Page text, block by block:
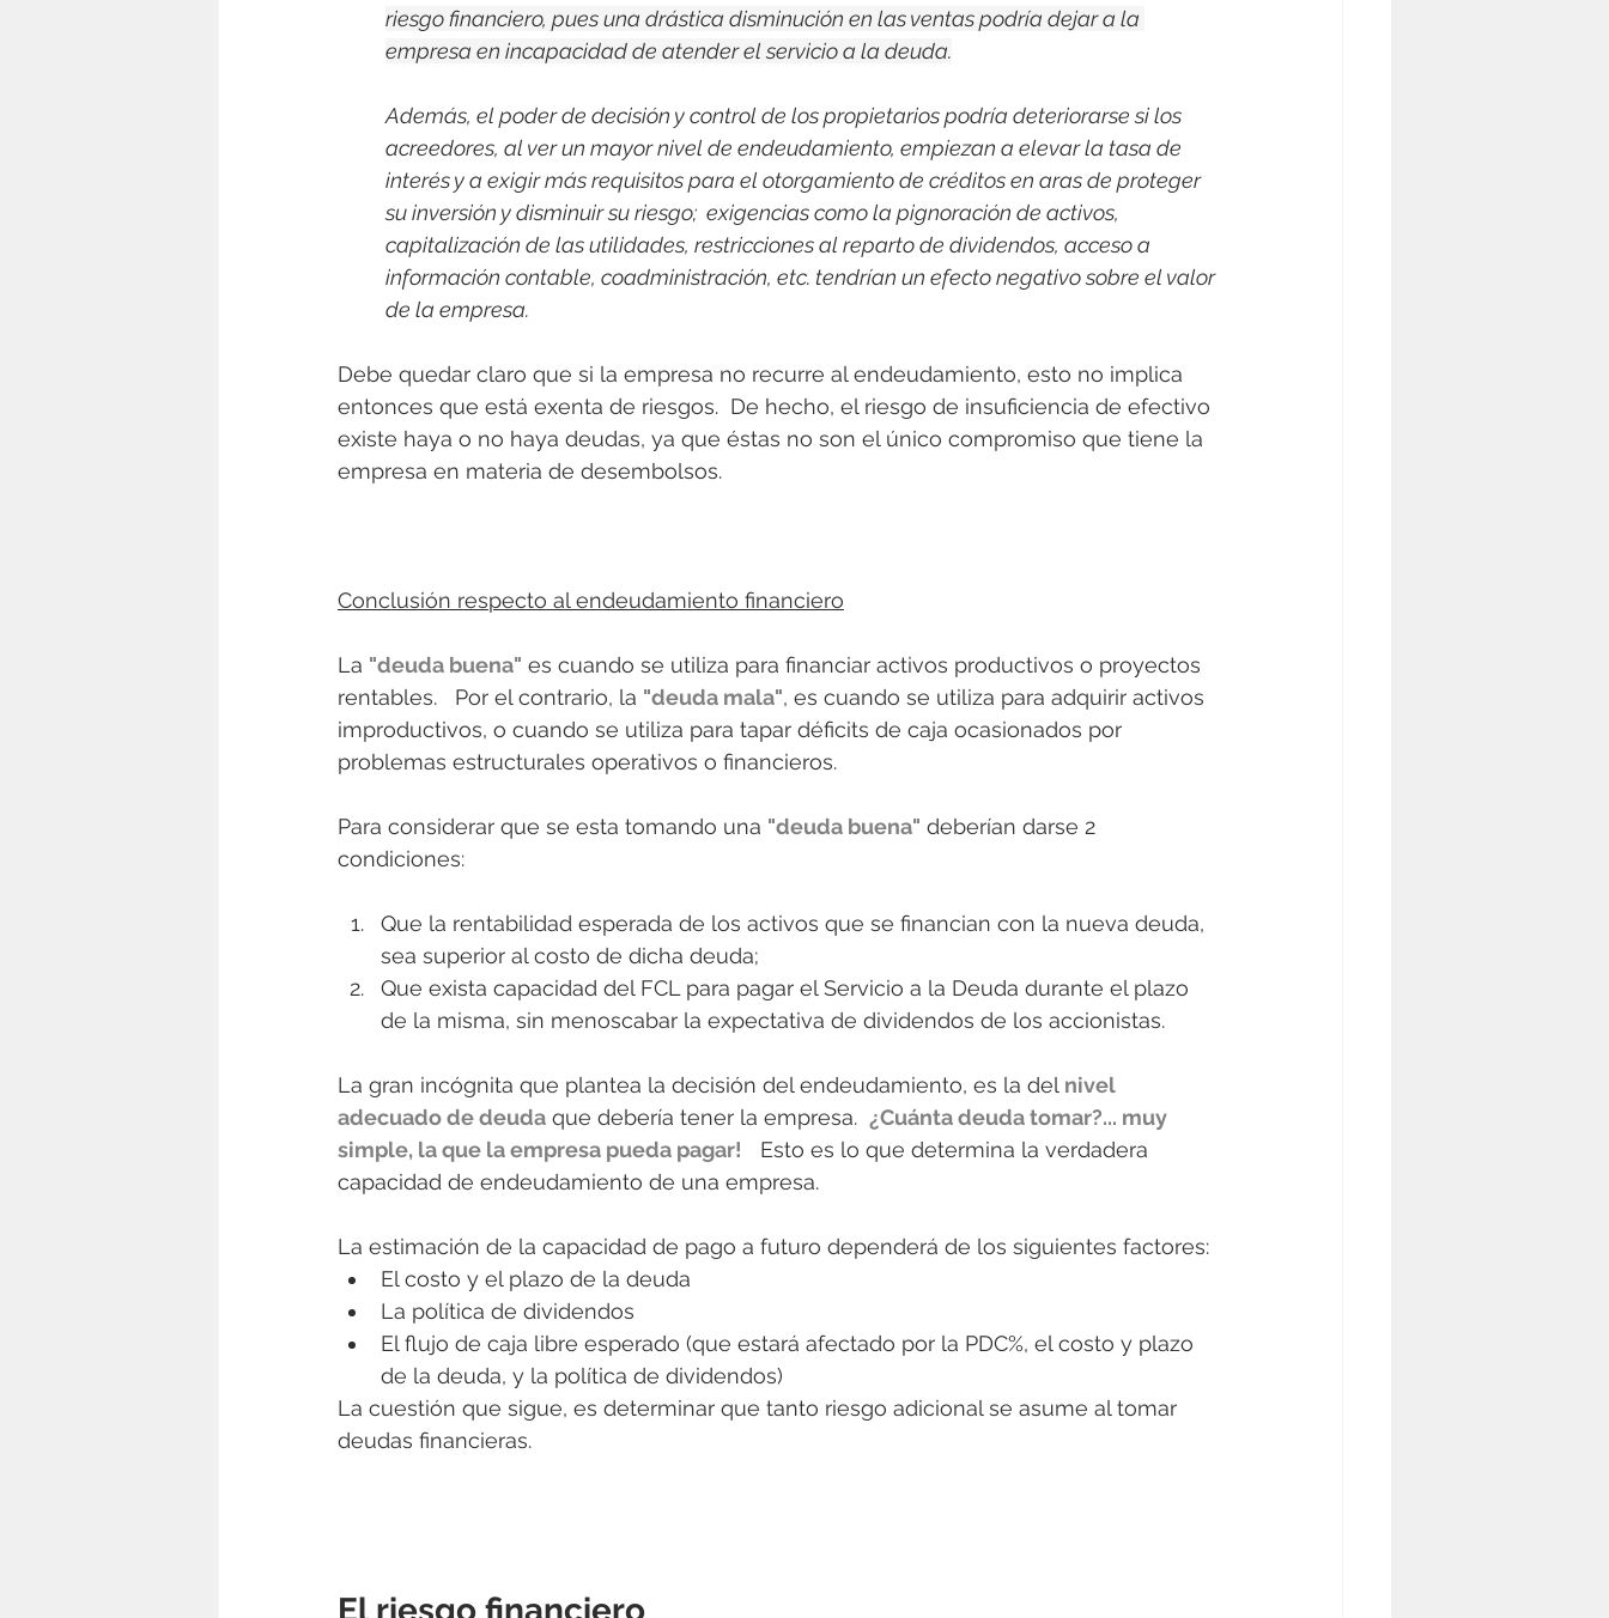
riesgo financiero, pues una drástica disminución en las ventas podría dejar a la
empresa en incapacidad de atender el servicio a la deuda.
Además, el poder de decisión y control de los propietarios podría deteriorarse si los
acreedores, al ver un mayor nivel de endeudamiento, empiezan a elevar la tasa de
interés y a exigir más requisitos para el otorgamiento de créditos en aras de proteger
su inversión y disminuir su riesgo;  exigencias como la pignoración de activos,
capitalización de las utilidades, restricciones al reparto de dividendos, acceso a
información contable, coadministración, etc. tendrían un efecto negativo sobre el valor
de la empresa.
Debe quedar claro que si la empresa no recurre al endeudamiento, esto no implica
entonces que está exenta de riesgos.  De hecho, el riesgo de insuficiencia de efectivo
existe haya o no haya deudas, ya que éstas no son el único compromiso que tiene la
empresa en materia de desembolsos.
Conclusión respecto al endeudamiento financiero
La "deuda buena" es cuando se utiliza para financiar activos productivos o proyectos
rentables.   Por el contrario, la "deuda mala", es cuando se utiliza para adquirir activos
improductivos, o cuando se utiliza para tapar déficits de caja ocasionados por
problemas estructurales operativos o financieros.
Para considerar que se esta tomando una "deuda buena" deberían darse 2
condiciones:
Que la rentabilidad esperada de los activos que se financian con la nueva deuda,
sea superior al costo de dicha deuda;
Que exista capacidad del FCL para pagar el Servicio a la Deuda durante el plazo
de la misma, sin menoscabar la expectativa de dividendos de los accionistas.
La gran incógnita que plantea la decisión del endeudamiento, es la del nivel
adecuado de deuda que debería tener la empresa. ¿Cuánta deuda tomar?... muy
simple, la que la empresa pueda pagar!
   Esto es lo que determina la verdadera
capacidad de endeudamiento de una empresa.
La estimación de la capacidad de pago a futuro dependerá de los siguientes factores:
El costo y el plazo de la deuda
La política de dividendos
El flujo de caja libre esperado (que estará afectado por la PDC%, el costo y plazo
de la deuda, y la política de dividendos)
La cuestión que sigue, es determinar que tanto riesgo adicional se asume al tomar
deudas financieras.